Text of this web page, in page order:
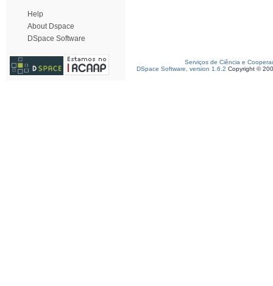
Help
About Dspace
DSpace Software
Serviços de Ciência e
DSpace Software, version 1.6.2 Copyright ©